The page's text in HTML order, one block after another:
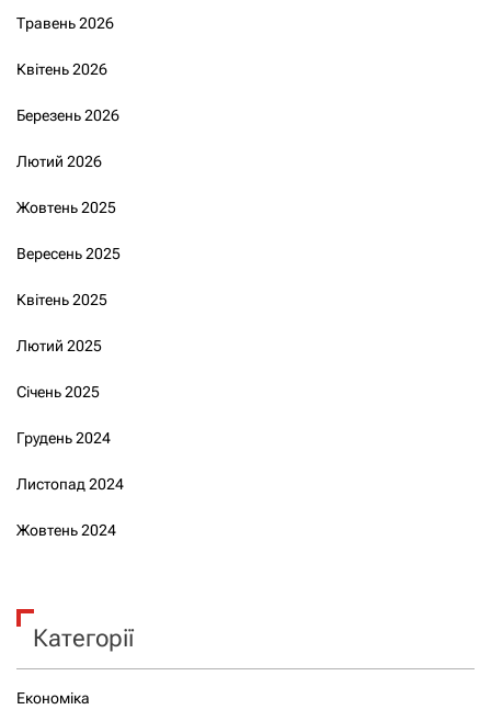
Травень 2026
Квітень 2026
Березень 2026
Лютий 2026
Жовтень 2025
Вересень 2025
Квітень 2025
Лютий 2025
Січень 2025
Грудень 2024
Листопад 2024
Жовтень 2024
Категорії
Економіка